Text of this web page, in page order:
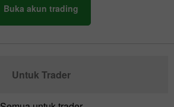
Buka akun trading
Untuk Trader